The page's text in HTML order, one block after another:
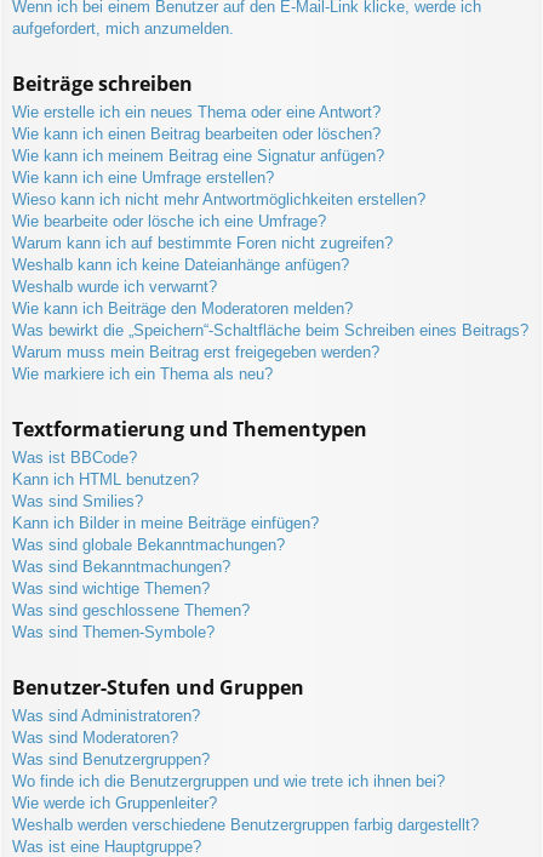
Wenn ich bei einem Benutzer auf den E-Mail-Link klicke, werde ich
aufgefordert, mich anzumelden.
Beiträge schreiben
Wie erstelle ich ein neues Thema oder eine Antwort?
Wie kann ich einen Beitrag bearbeiten oder löschen?
Wie kann ich meinem Beitrag eine Signatur anfügen?
Wie kann ich eine Umfrage erstellen?
Wieso kann ich nicht mehr Antwortmöglichkeiten erstellen?
Wie bearbeite oder lösche ich eine Umfrage?
Warum kann ich auf bestimmte Foren nicht zugreifen?
Weshalb kann ich keine Dateianhänge anfügen?
Weshalb wurde ich verwarnt?
Wie kann ich Beiträge den Moderatoren melden?
Was bewirkt die „Speichern“-Schaltfläche beim Schreiben eines Beitrags?
Warum muss mein Beitrag erst freigegeben werden?
Wie markiere ich ein Thema als neu?
Textformatierung und Thementypen
Was ist BBCode?
Kann ich HTML benutzen?
Was sind Smilies?
Kann ich Bilder in meine Beiträge einfügen?
Was sind globale Bekanntmachungen?
Was sind Bekanntmachungen?
Was sind wichtige Themen?
Was sind geschlossene Themen?
Was sind Themen-Symbole?
Benutzer-Stufen und Gruppen
Was sind Administratoren?
Was sind Moderatoren?
Was sind Benutzergruppen?
Wo finde ich die Benutzergruppen und wie trete ich ihnen bei?
Wie werde ich Gruppenleiter?
Weshalb werden verschiedene Benutzergruppen farbig dargestellt?
Was ist eine Hauptgruppe?